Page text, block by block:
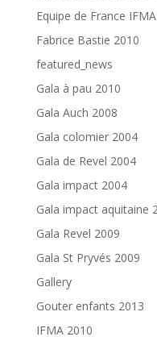
Equipe de France
Fabrice Bastie 2010
featured_news
Gala à pau 2010
Gala Auch 2008
Gala colomier 2004
Gala de Revel 2004
Gala impact 2004
Gala impact aquitaine
Gala Revel 2009
Gala St Pryvés 2009
Gallery
Gouter enfants 2013
IFMA 2010